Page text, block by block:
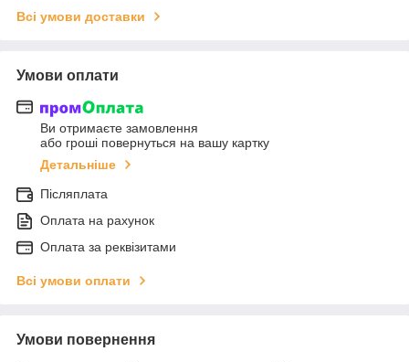
Всі умови доставки
Умови оплати
Ви отримаєте замовлення
або гроші повернуться на вашу картку
Детальніше
Післяплата
Оплата на рахунок
Оплата за реквізитами
Всі умови оплати
Умови повернення